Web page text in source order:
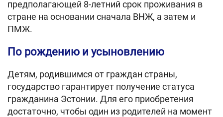
предполагающей 8-летний срок проживания в
стране на основании сначала ВНЖ, а затем и
ПМЖ.
По рождению и усыновлению
Детям, родившимся от граждан страны,
государство гарантирует получение статуса
гражданина Эстонии. Для его приобретения
достаточно, чтобы один из родителей на момент